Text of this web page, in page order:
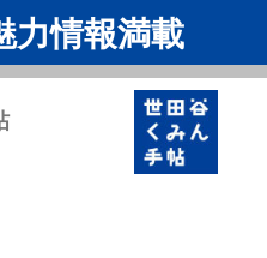
力情報満載